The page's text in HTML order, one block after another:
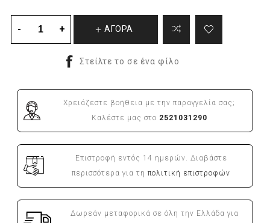
ΑΓΟΡΑ
Χρειάζεστε βοήθεια με την παραγγελία σας;
Καλέστε μας στο 2521031290
Επιστροφή εντός 14 ημερών. Διαβάστε
περισσότερα για τηπολιτική επιστροφών
Δωρεάν μεταφορικά σε όλη την Ελλάδα για